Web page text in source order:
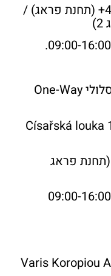
420-737619111+ (תחנת פראג) /
תחנות איסוף: פראג, צ'כיה / מסלולי One-Way
Císařská louka
(תחנת פראג
Varis Koropiou